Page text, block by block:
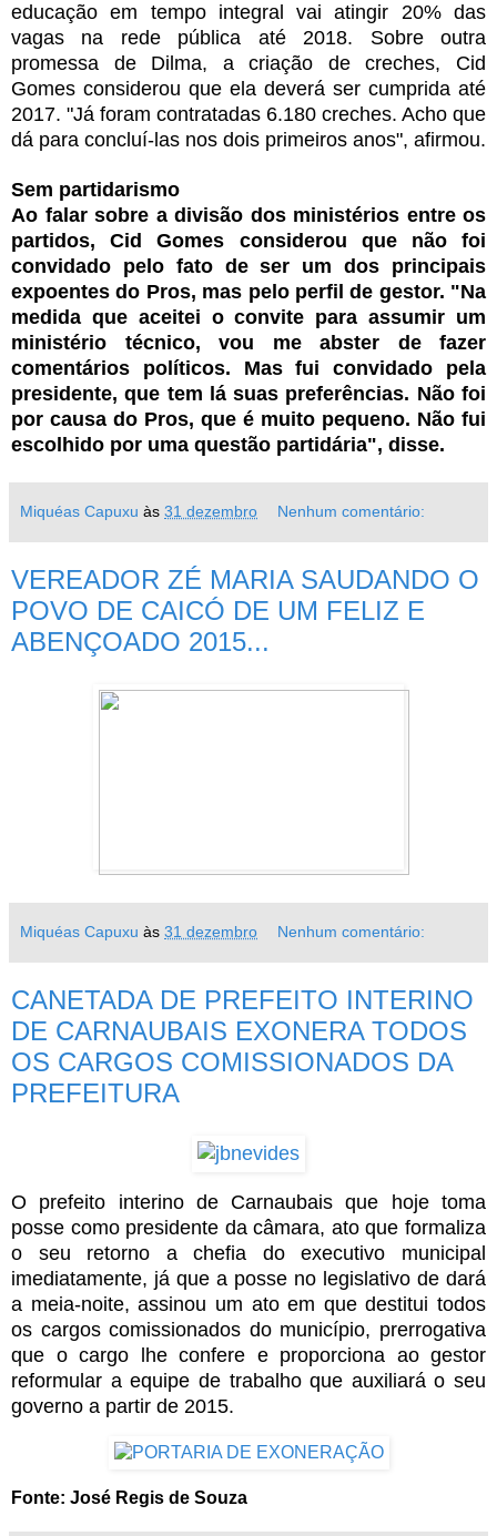
educação em tempo integral vai atingir 20% das
vagas na rede pública até 2018. Sobre outra
promessa de Dilma, a criação de creches, Cid
Gomes considerou que ela deverá ser cumprida até
2017. "Já foram contratadas 6.180 creches. Acho que
dá para concluí-las nos dois primeiros anos", afirmou.
Sem partidarismo
Ao falar sobre a divisão dos ministérios entre os
partidos, Cid Gomes considerou que não foi
convidado pelo fato de ser um dos principais
expoentes do Pros, mas pelo perfil de gestor. "Na
medida que aceitei o convite para assumir um
ministério técnico, vou me abster de fazer
comentários políticos. Mas fui convidado pela
presidente, que tem lá suas preferências. Não foi
por causa do Pros, que é muito pequeno. Não fui
escolhido por uma questão partidária", disse.
Miquéas Capuxu às 31 dezembro Nenhum comentário:
VEREADOR ZÉ MARIA SAUDANDO O
POVO DE CAICÓ DE UM FELIZ E
ABENÇOADO 2015...
Miquéas Capuxu às 31 dezembro Nenhum comentário:
CANETADA DE PREFEITO INTERINO
DE CARNAUBAIS EXONERA TODOS
OS CARGOS COMISSIONADOS DA
PREFEITURA
O prefeito interino de Carnaubais que hoje toma
posse como presidente da câmara, ato que formaliza
o seu retorno a chefia do executivo municipal
imediatamente, já que a posse no legislativo de dará
a meia-noite, assinou um ato em que destitui todos
os cargos comissionados do município, prerrogativa
que o cargo lhe confere e proporciona ao gestor
reformular a equipe de trabalho que auxiliará o seu
governo a partir de 2015.
Fonte: José Regis de Souza